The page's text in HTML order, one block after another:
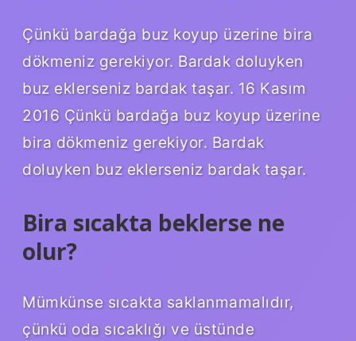
Çünkü bardağa buz koyup üzerine bira
dökmeniz gerekiyor. Bardak doluyken
buz eklerseniz bardak taşar. 16 Kasım
2016 Çünkü bardağa buz koyup üzerine
bira dökmeniz gerekiyor. Bardak
doluyken buz eklerseniz bardak taşar.
Bira sıcakta beklerse ne
olur?
Mümkünse sıcakta saklanmamalıdır,
çünkü oda sıcaklığı ve üstünde